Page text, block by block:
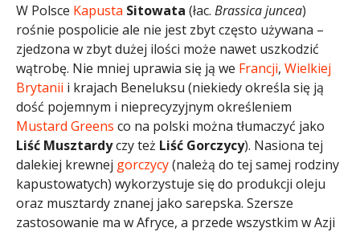
W Polsce Kapusta Sitowata (łac. Brassica juncea)
rośnie pospolicie ale nie jest zbyt często używana –
zjedzona w zbyt dużej ilości może nawet uszkodzić
wątrobę. Nie mniej uprawia się ją we Francji, Wielkiej
Brytanii i krajach Beneluksu (niekiedy określa się ją
dość pojemnym i nieprecyzyjnym określeniem
Mustard Greens co na polski można tłumaczyć jako
Liść Musztardyczy też Liść Gorczycy). Nasiona tej
dalekiej krewnej gorczycy(należą do tej samej rodziny
kapustowatych) wykorzystuje się do produkcji oleju
oraz musztardy znanej jako sarepska. Szersze
zastosowanie ma w Afryce, a przede wszystkim w Azji